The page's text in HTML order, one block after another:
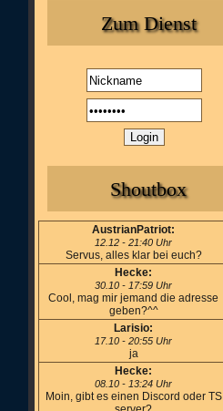
Zum Dienst
Shoutbox
AustrianPatriot:
12.12 - 21:40 Uhr
Servus, alles klar bei euch?
Hecke:
30.10 - 17:59 Uhr
Cool, mag mir jemand die adresse
geben?^^
Larisio:
17.10 - 20:55 Uhr
ja
Hecke:
08.10 - 13:24 Uhr
Moin, gibt es einen Discord oder TS